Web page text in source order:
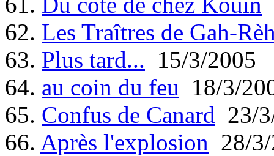
62. Les Traîtres de Gah-
63. Plus tard... 15/3/2005
64. au coin du feu 18/3/
65. Confus de Canard 23/
66. Après l'explosion 28/